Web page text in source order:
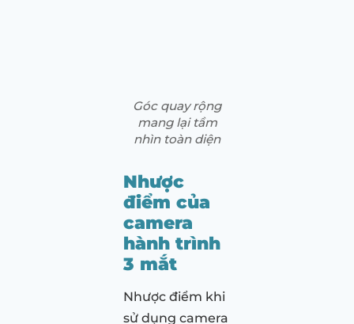
Góc quay rộng
mang lại tầm
nhìn toàn diện
Nhược
điểm của
camera
hành trình
3 mắt
Nhược điểm khi
sử dụng camera